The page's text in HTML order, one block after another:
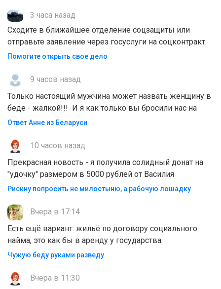
3 часа назад
Сходите в ближайшее отделение соцзащиты или
отправьте заявление через госуслуги на соцконтракт.
Помогите открыть свое дело
9 часов назад
Только настоящий мужчина может назвать женщину в
беде - жалкой!!! И я как только вы бросили нас на
Ответ Анне из Беларуси
10 часов назад
Прекрасная новость - я получила солидный донат на
"удочку" размером в 5000 рублей от Василия
Рискну попросить не милостыню, а рабочую лошадку
Вчера в 17:14
Есть ещё вариант: жильё по договору социального
найма, это как бы в аренду у государства.
Чужую беду руками разведу
Вчера в 11:30